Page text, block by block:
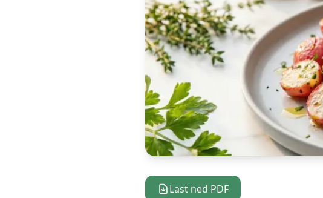
Last ned PDF